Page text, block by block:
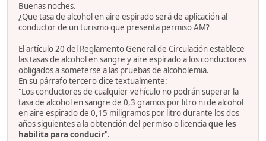
Buenas noches.
¿Que tasa de alcohol en aire espirado será de aplicación al
conductor de un turismo que presenta permiso AM?
El artículo 20 del Reglamento General de Circulación establece
las tasas de alcohol en sangre y aire espirado a los conductores
obligados a someterse a las pruebas de alcoholemia.
En su párrafo tercero dice textualmente:
"Los conductores de cualquier vehículo no podrán superar la
tasa de alcohol en sangre de 0,3 gramos por litro ni de alcohol
en aire espirado de 0,15 miligramos por litro durante los dos
años siguientes a la obtención del permiso o licenciaque les
habilita para conducir".